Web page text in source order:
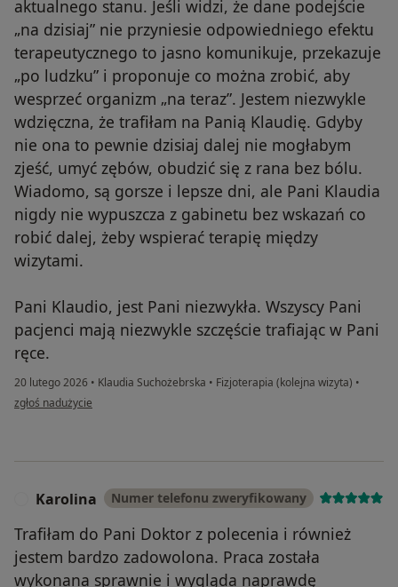
aktualnego stanu. Jeśli widzi, że dane podejście
„na dzisiaj” nie przyniesie odpowiedniego efektu
terapeutycznego to jasno komunikuje, przekazuje
„po ludzku” i proponuje co można zrobić, aby
wesprzeć organizm „na teraz”. Jestem niezwykle
wdzięczna, że trafiłam na Panią Klaudię. Gdyby
nie ona to pewnie dzisiaj dalej nie mogłabym
zjeść, umyć zębów, obudzić się z rana bez bólu.
Wiadomo, są gorsze i lepsze dni, ale Pani Klaudia
nigdy nie wypuszcza z gabinetu bez wskazań co
robić dalej, żeby wspierać terapię między
wizytami.
Pani Klaudio, jest Pani niezwykła. Wszyscy Pani
pacjenci mają niezwykle szczęście trafiając w Pani
ręce.
20 lutego 2026 • Klaudia Suchożebrska • Fizjoterapia (kolejna wizyta) •
w opinii użytkownika Patrycja W.
zgłoś nadużycie
Karolina Numer telefonu zweryfikowany
Trafiłam do Pani Doktor z polecenia i również
jestem bardzo zadowolona. Praca została
wykonana sprawnie i wygląda naprawdę